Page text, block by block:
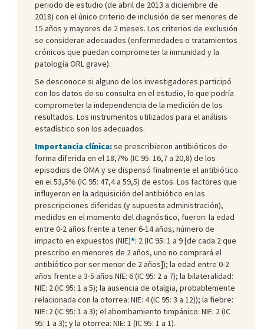
periodo de estudio (de abril de 2013 a diciembre de
2018) con el único criterio de inclusión de ser menores de
15 años y mayores de 2 meses. Los criterios de exclusión
se consideran adecuados (enfermedades o tratamientos
crónicos que puedan comprometer la inmunidad y la
patología ORL grave).
Se desconoce si alguno de los investigadores participó
con los datos de su consulta en el estudio, lo que podría
comprometer la independencia de la medición de los
resultados. Los instrumentos utilizados para el análisis
estadístico son los adecuados.
Importancia clínica:se prescribieron antibióticos de
forma diferida en el 18,7% (IC 95: 16,7 a 20,8) de los
episodios de OMA y se dispensó finalmente el antibiótico
en el 53,5% (IC 95: 47,4 a 59,5) de estos. Los factores que
influyeron en la adquisición del antibiótico en las
prescripciones diferidas (y supuesta administración),
medidos en el momento del diagnóstico, fueron: la edad
entre 0-2 años frente a tener 6-14 años, número de
impacto en expuestos (NIE)*: 2 (IC 95: 1 a 9 [de cada 2 que
prescribo en menores de 2 años, uno no comprará el
antibiótico por ser menor de 2 años]); la edad entre 0-2
años frente a 3-5 años NIE: 6 (IC 95: 2 a 7); la bilateralidad:
NIE: 2 (IC 95: 1 a 5); la ausencia de otalgia, probablemente
relacionada con la otorrea: NIE: 4 (IC 95: 3 a 12)); la fiebre:
NIE: 2 (IC 95: 1 a 3); el abombamiento timpánico: NIE: 2 (IC
95: 1 a 3); y la otorrea: NIE: 1 (IC 95: 1 a 1).